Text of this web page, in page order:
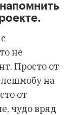
не
Просто от
на
от
чудо вряд